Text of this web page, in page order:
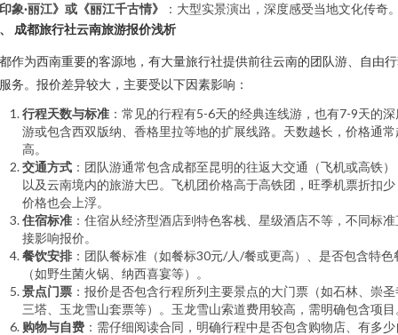
象·丽江》或《丽江千古情》
：大型实景演出，深度感受当地文化传奇
成都旅行社云南旅游报价浅析
作为西南重要的客源地，有大量旅行社提供前往云南的团队游、自由
务。报价差异较大，主要受以下因素影响：
行程天数与标准 ：常见的行程有5-6天的经典连线游，也有7-9天的深
游或包含西双版纳、香格里拉等地的扩展线路。天数越长，价格通常
高。
交通方式 ：团队游通常包含成都至昆明的往返大交通（飞机或高铁）
以及云南境内的旅游大巴。飞机团价格高于高铁团，旺季机票折扣少
价格也会上浮。
住宿标准 ：住宿从经济型酒店到特色客栈、星级酒店不等，不同标准
接影响报价。
餐饮安排 ：团队餐标准（如餐标30元/人/餐或更高）、是否包含特色
（如野生菌火锅、纳西喜宴等）。
景点门票 ：报价是否包含行程所列主要景点的大门票（如石林、崇圣
三塔、玉龙雪山套票等）。玉龙雪山索道费用较高，需明确包含项目
购物与自费 ：需仔细阅读合同，明确行程中是否包含购物店、有多少